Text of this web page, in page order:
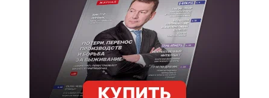
Регулирование
Премия "Тульский Бизнес"